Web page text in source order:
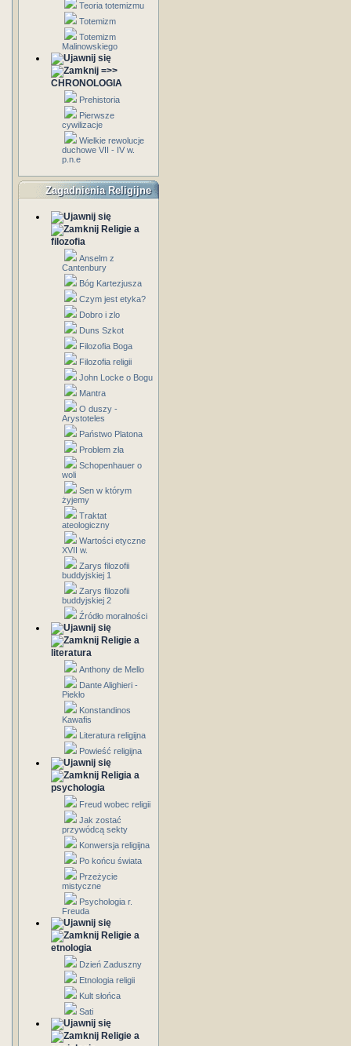
Teoria totemizmu
Totemizm
Totemizm
Malinowskiego
=>>
CHRONOLOGIA
Prehistoria
Pierwsze
cywilizacje
Wielkie rewolucje
duchowe VII - IV w.
p.n.e
Zagadnienia Religijne
Religie a
filozofia
Anselm z
Cantenbury
Bóg Kartezjusza
Czym jest etyka?
Dobro i zlo
Duns Szkot
Filozofia Boga
Filozofia religii
John Locke o Bogu
Mantra
O duszy -
Arystoteles
Państwo Platona
Problem zła
Schopenhauer o
woli
Sen w którym
żyjemy
Traktat
ateologiczny
Wartości etyczne
XVII w.
Zarys filozofii
buddyjskiej 1
Zarys filozofii
buddyjskiej 2
Źródło moralności
Religie a
literatura
Anthony de Mello
Dante Alighieri -
Piekło
Konstandinos
Kawafis
Literatura religijna
Powieść religijna
Religia a
psychologia
Freud wobec religii
Jak zostać
przywódcą sekty
Konwersja religijna
Po końcu świata
Przeżycie
mistyczne
Psychologia r.
Freuda
Religie a
etnologia
Dzień Zaduszny
Etnologia religii
Kult słońca
Sati
Religie a